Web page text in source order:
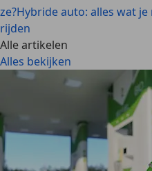
ze?Hybride auto: alles wat
rijden
Alle artikelen
Alles bekijken